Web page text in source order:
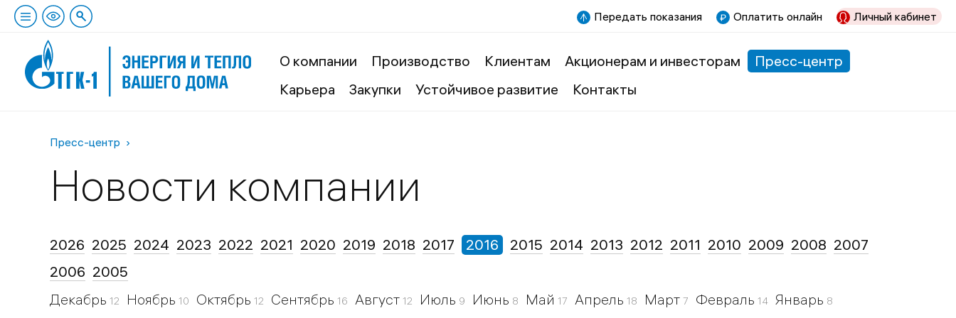
Передать показания Оплатить онлайн Личный кабинет
О компании Производство Клиентам Акционерам и инвесторам
Пресс-центр
Карьера
Закупки Устойчивое развитие Контакты
Пресс-центр
Новости компании
2026 2025 2024 2023 2022 2021 2020 2019 2018 2017 2016
Декабрь 12 Ноябрь 10 Октябрь 12 Сентябрь 16 Август 12 Июль 9 Июнь 8 Май 17 Апрель 18 Март 7 Февраль 14 Январь 8
2015 2014 2013 2012 2011 2010 2009 2008 2007
2006 2005